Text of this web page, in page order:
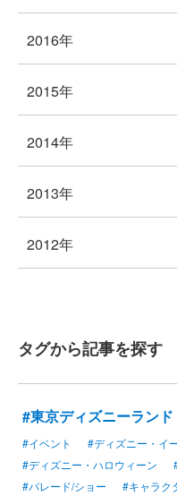
2016年
2015年
2014年
2013年
2012年
タグから記事を探す
#東京ディズニーランド
#イベント #ディズニー・イ
#ディズニー・ハロウィーン
#パレード/ショー
#キャラク